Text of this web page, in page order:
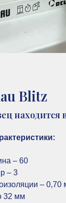
Blitz
находится
– 60
– 3
– 0,70
32 мм